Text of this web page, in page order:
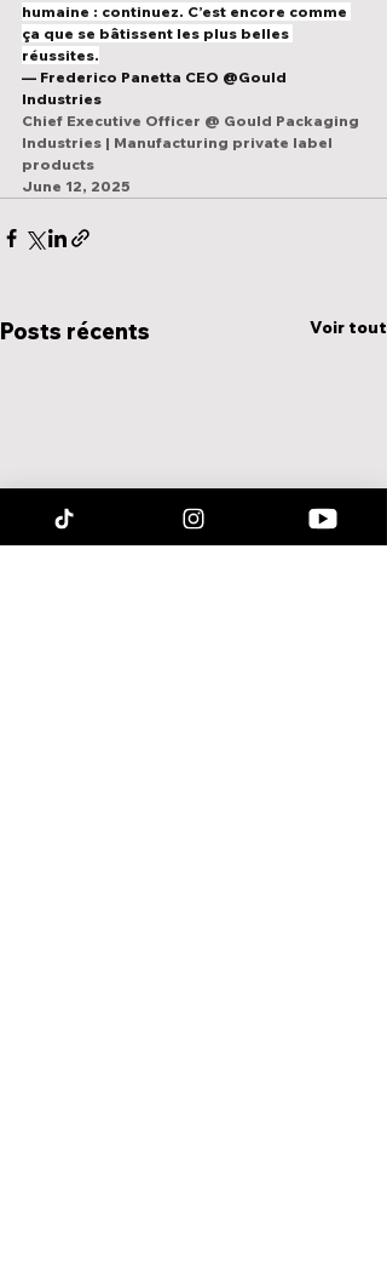
humaine : continuez. C’est encore comme
ça que se bâtissent les plus belles
réussites.
— Frederico Panetta CEO @Gould
Industries
Chief Executive Officer @ Gould Packaging
Industries | Manufacturing private label
products
June 12, 2025
Posts récents Voir tout